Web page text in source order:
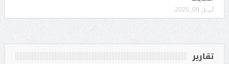
أبريل 09, 2025
تقارير